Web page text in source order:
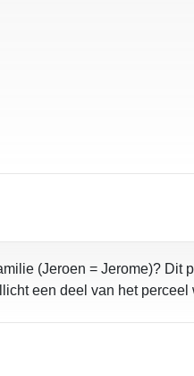
(Jeroen = Jerome)? Dit
een deel van het perceel